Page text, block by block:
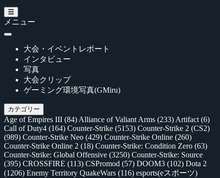
メニュー
大会・イベントレポート
インタビュー
写真
大会クリップ
ゲーミング環境写真(GMiru)
カテゴリー
Age of Empires III (84) Alliance of Valiant Arms (233) Artifact (6)
Call of Duty4 (164) Counter-Strike (5153) Counter-Strike 2 (CS2)
(989) Counter-Strike Neo (429) Counter-Strike Online (260)
Counter-Strike Online 2 (18) Counter-Strike: Condition Zero (63)
Counter-Strike: Global Offensive (3250) Counter-Strike: Source
(395) CROSSFIRE (113) CSPromod (57) DOOM3 (102) Dota 2
(1206) Enemy Territory QuakeWars (116) esports(eスポーツ)